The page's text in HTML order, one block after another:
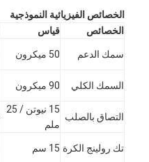
الخصائص الفيزيائية النموذجية
الخصائص
قياس
سمك الدعم 50 ميكرون
السمك الكلي 90 ميكرون
التصاق بالصلب
15 نيوتن / 25
ملم
تك رولينج الكرة 15 سم